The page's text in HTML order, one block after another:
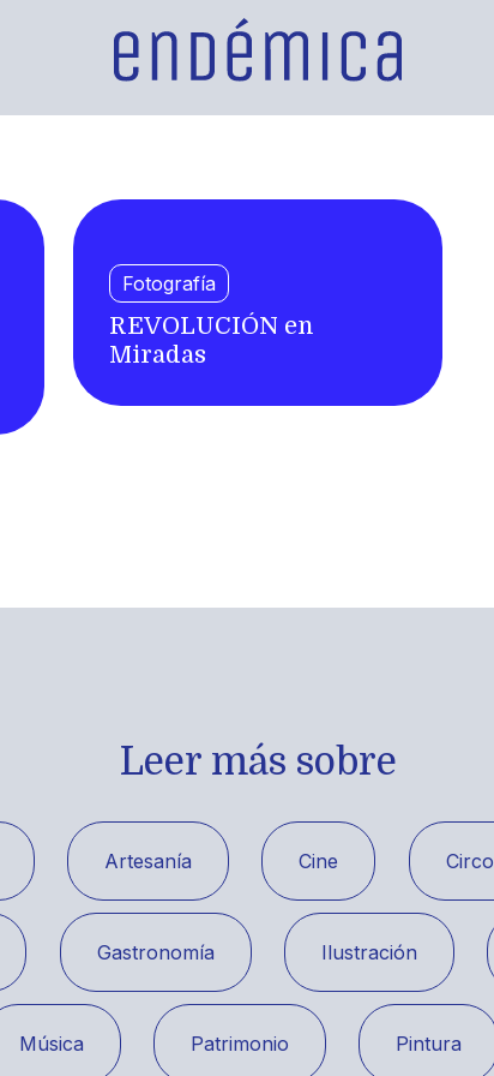
Fotografía
REVOLUCIÓN en
Miradas
Leer más sobre
Artesanía Cine Circo
Gastronomía Ilustración
Música Patrimonio Pintura